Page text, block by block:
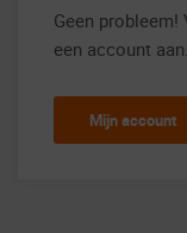
Geen
een account aan.
Mijn account